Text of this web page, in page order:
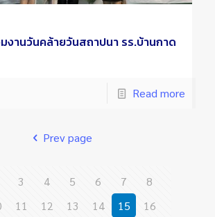
งานวันคล้ายวันสถาปนา รร.บ้านกาด
Read more
Prev page
3 4 5 6 7
8
11 12 13 14 15
16